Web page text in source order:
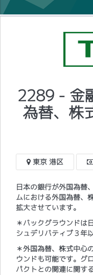
2289 - 金
為替、株
東京 港区
日本の銀行が外国為替
ムにおける外国為替、
拡大させています。
＊バックグラウンドは
シュデリバティブ３年
＊外国為替、株式中心
ウンドも可能です。グ
パクトとの関連に関す